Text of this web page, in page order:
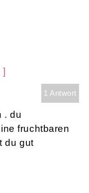
]
1 Antwort
. du
fruchtbaren
du gut